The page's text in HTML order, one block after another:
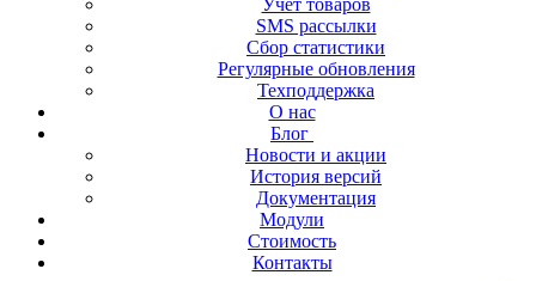
Учет товаров
SMS рассылки
Сбор статистики
Регулярные обновления
Техподдержка
О нас
Блог
Новости и акции
История версий
Документация
Модули
Стоимость
Контакты